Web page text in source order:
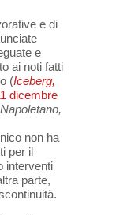
e di
e
ai noti fatti
(Iceberg,
dicembre
non ha
per il
interventi
parte,